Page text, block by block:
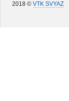
2018 © VTK SVYAZ